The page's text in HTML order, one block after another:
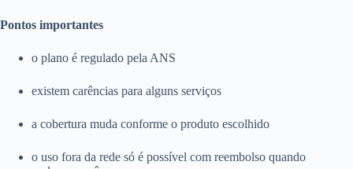
Pontos importantes
o plano é regulado pela ANS
existem carências para alguns serviços
a cobertura muda conforme o produto escolhido
o uso fora da rede só é possível com reembolso quando